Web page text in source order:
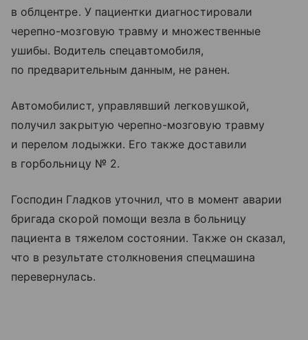
в облцентре. У пациентки диагностировали
черепно-мозговую травму и множественные
ушибы. Водитель спецавтомобиля,
по предварительным данным, не ранен.
Автомобилист, управлявший легковушкой,
получил закрытую черепно-мозговую травму
и перелом лодыжки. Его также доставили
в горбольницу № 2.
Господин Гладков уточнил, что в момент аварии
бригада скорой помощи везла в больницу
пациента в тяжелом состоянии. Также он сказал,
что в результате столкновения спецмашина
перевернулась.